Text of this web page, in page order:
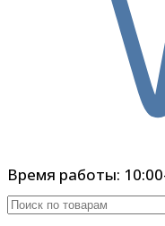
Время работы: